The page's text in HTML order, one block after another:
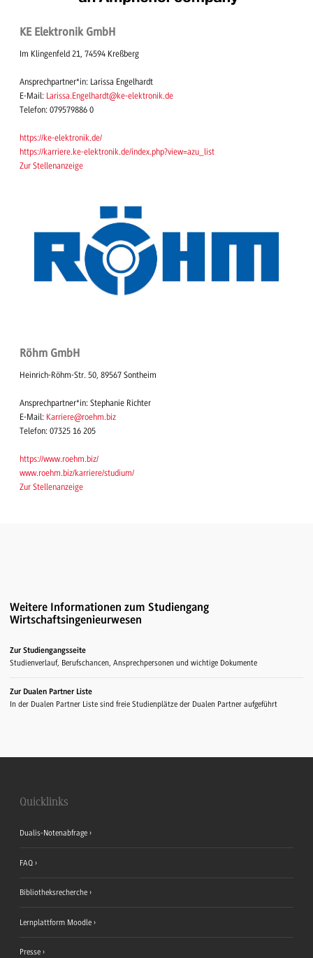
KE Elektronik GmbH
Im Klingenfeld 21, 74594 Kreßberg
Ansprechpartner*in: Larissa Engelhardt
E-Mail: Larissa.Engelhardt@ke-elektronik.de
Telefon: 079579886 0
https://ke-elektronik.de/
https://karriere.ke-elektronik.de/index.php?view=azu_list
Zur Stellenanzeige
Röhm GmbH
Heinrich-Röhm-Str. 50, 89567 Sontheim
Ansprechpartner*in: Stephanie Richter
E-Mail: Karriere@roehm.biz
Telefon: 07325 16 205
https://www.roehm.biz/
www.roehm.biz/karriere/studium/
Zur Stellenanzeige
Weitere Informationen zum Studiengang
Wirtschaftsingenieurwesen
Zur Studiengangsseite
Studienverlauf, Berufschancen, Ansprechpersonen und wichtige Dokumente
Zur Dualen Partner Liste
In der Dualen Partner Liste sind freie Studienplätze der Dualen Partner aufgeführt
Quicklinks
Dualis-Notenabfrage
FAQ
Bibliotheksrecherche
Lernplattform Moodle
Presse